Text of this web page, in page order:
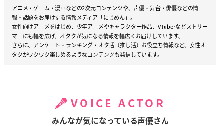
アニメ・ゲーム・漫画などの2次元コンテンツや、声優・舞台・俳優などの情
報・話題をお届けする情報メディア「にじめん」。
女性向けアニメをはじめ、少年アニメやキャラクター作品、VTuberなどストリー
マーにも幅を広げ、オタクが気になる情報を幅広くお届けしています。
さらに、アンケート・ランキング・オタ活（推し活）お役立ち情報など、女性オ
タクがワクワク楽しめるようなコンテンツも発信しています。
VOICE ACTOR
みんなが気になっている声優さん